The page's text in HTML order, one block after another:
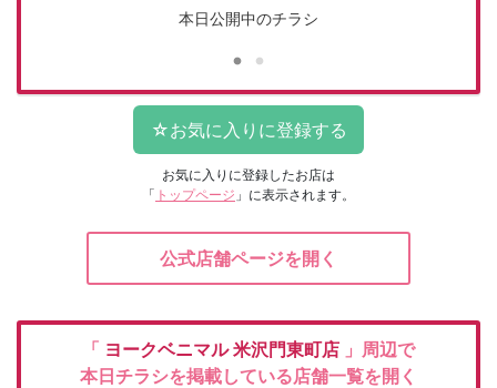
本日公開中のチラシ
お気に入りに登録したお店は
「 トップページ 」に表示されます。
公式店舗ページを開く
「 ヨークベニマル米沢門東町店 」周辺で
本日チラシを掲載している店舗一覧を開く